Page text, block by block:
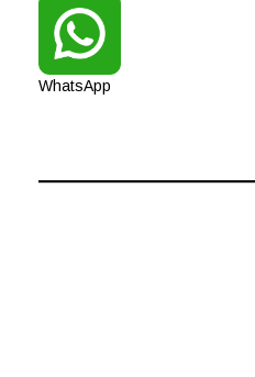
WhatsApp